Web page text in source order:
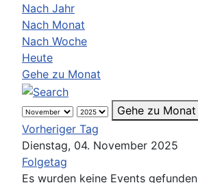
Nach Jahr
Nach Monat
Nach Woche
Heute
Gehe zu Monat
Gehe zu Monat
Vorheriger Tag
Dienstag, 04. November 2025
Folgetag
Es wurden keine Events gefunden